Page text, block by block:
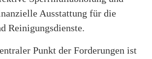
Ausstattung für die
Reinigungsdienste.
Punkt der Forderungen ist